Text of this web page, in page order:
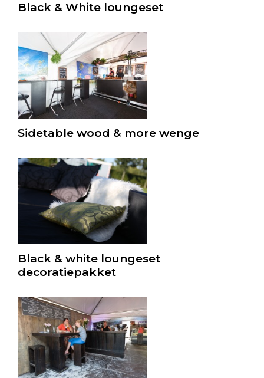
Black & White loungeset
Sidetable wood & more wenge
Black & white loungeset
decoratiepakket